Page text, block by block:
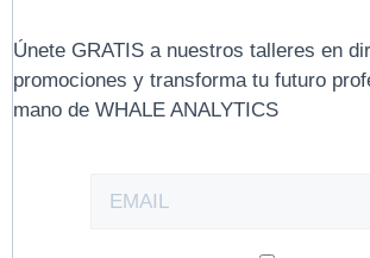
Únete GRATIS a nuestros talleres en
promociones y transforma tu futuro
mano de WHALE ANALYTICS